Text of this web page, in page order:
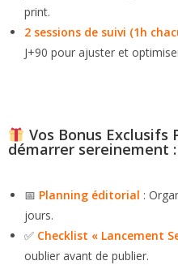
print.
2 sessions de suivi (1h
J+90 pour ajuster et
Vos Bonus Exclusifs
démarrer sereinement :
📅 Planning éditorial :
jours.
✅ Checklist « Lancement
oublier avant de publier.